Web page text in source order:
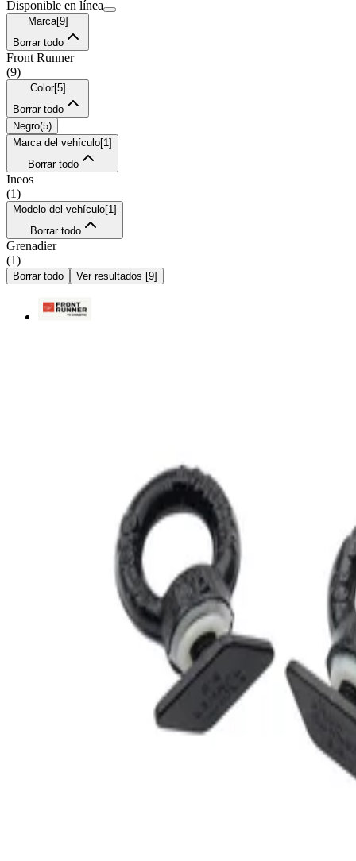
Disponible en línea
Marca[9]
Borrar todo
Front Runner
(9)
Color[5]
Borrar todo
Negro(5)
Marca del vehículo[1 ]
Borrar todo
Ineos
(1)
Modelo del vehículo[1 ]
Borrar todo
Grenadier
(1)
Borrar todo Ver resultados [9]